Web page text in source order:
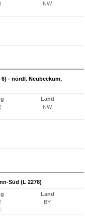
NW
- nördl. Neubeckum,
Land
NW
Süd (L 2278)
Land
BY